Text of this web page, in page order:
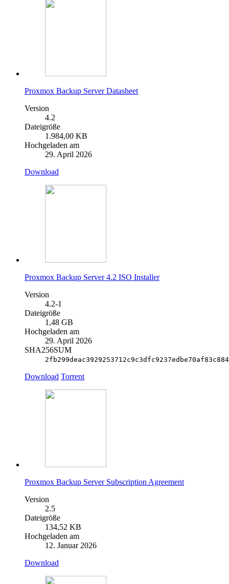
Proxmox Backup Server Datasheet
Version
4.2
Dateigröße
1.984,00 KB
Hochgeladen am
29. April 2026
Download
Proxmox Backup Server 4.2 ISO Installer
Version
4.2-1
Dateigröße
1,48 GB
Hochgeladen am
29. April 2026
SHA256SUM
Download Torrent
Proxmox Backup Server Subscription Agreement
Version
2.5
Dateigröße
134,52 KB
Hochgeladen am
12. Januar 2026
Download